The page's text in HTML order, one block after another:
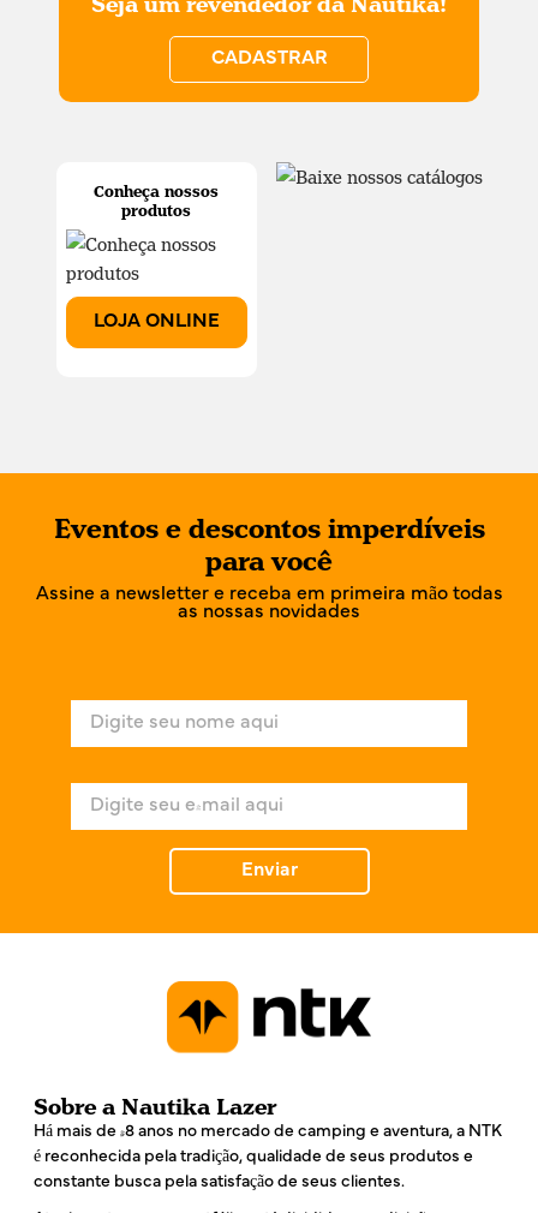
Conheça nossos
produtos
LOJA ONLINE
CADASTRAR
Eventos e descontos imperdíveis
para você
Assine a newsletter e receba em primeira mão todas
as nossas novidades
e
*
Enviar
Sobre a Nautika Lazer
Há mais de 48 anos no mercado de camping e aventura, a NTK
é reconhecida pela tradição, qualidade de seus produtos e
constante busca pela satisfação de seus clientes.